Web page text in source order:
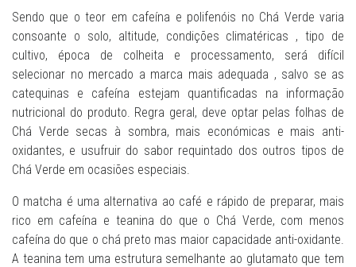
Sendo que o teor em cafeína e polifenóis no Chá Verde varia
consoante o solo, altitude, condições climatéricas , tipo de
cultivo, época de colheita e processamento, será difícil
selecionar no mercado a marca mais adequada , salvo se as
catequinas e cafeína estejam quantificadas na informação
nutricional do produto. Regra geral, deve optar pelas folhas de
Chá Verde secas à sombra, mais económicas e mais anti-
oxidantes, e usufruir do sabor requintado dos outros tipos de
Chá Verde em ocasiões especiais.
O matcha é uma alternativa ao café e rápido de preparar, mais
rico em cafeína e teanina do que o Chá Verde, com menos
cafeína do que o chá preto mas maior capacidade anti-oxidante.
A teanina tem uma estrutura semelhante ao glutamato que tem